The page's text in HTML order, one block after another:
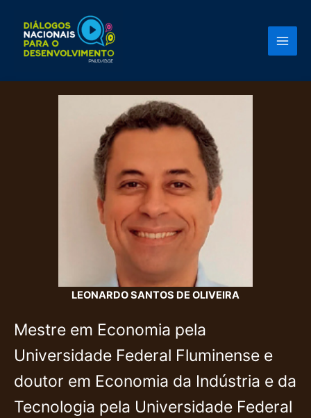
conteúdo
LEONARDO SANTOS DE OLIVEIRA
Mestre em Economia pela
Universidade Federal Fluminense e
doutor em Economia da Indústria e da
Tecnologia pela Universidade Federal